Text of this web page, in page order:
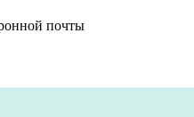
почты